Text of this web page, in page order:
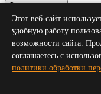
Забронировать
Уточнить у менеджера
Ваше имя*
Этот веб-сайт
удобную работу
возможности сайта.
соглашаетесь с
политики обработки